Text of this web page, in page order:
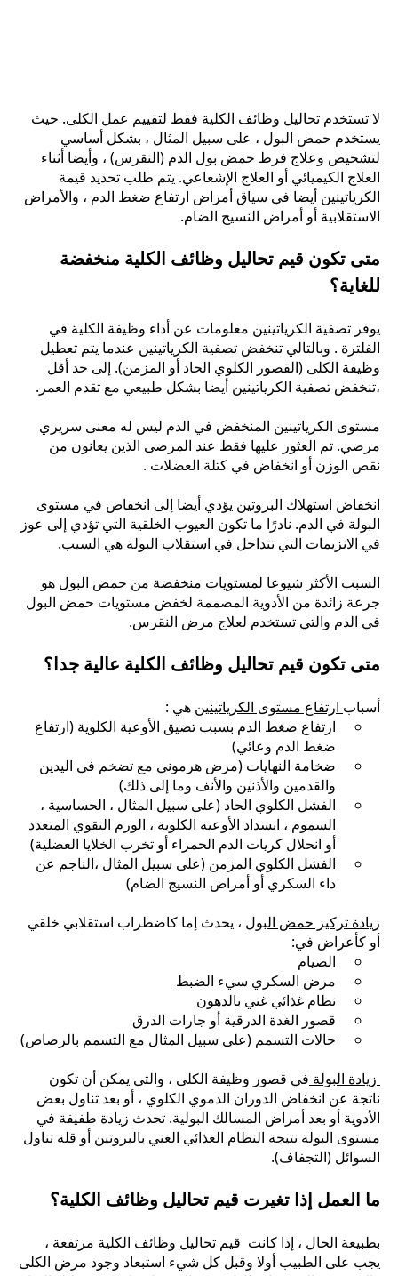
لا تستخدم تحاليل وظائف الكلية فقط لتقييم عمل الكلى. حيث
يستخدم حمض البول ، على سبيل المثال ، بشكل أساسي
لتشخيص وعلاج فرط حمض بول الدم (النقرس) ، وأيضا أثناء
العلاج الكيميائي أو العلاج الإشعاعي. يتم طلب تحديد قيمة
الكرياتينين أيضا في سياق أمراض ارتفاع ضغط الدم ، والأمراض
الاستقلابية أو أمراض النسيج الضام.
متى تكون قيم تحاليل وظائف الكلية منخفضة
للغاية؟
يوفر تصفية الكرياتينين معلومات عن أداء وظيفة الكلية في
الفلترة . وبالتالي تنخفض تصفية الكرياتينين عندما يتم تعطيل
وظيفة الكلى (القصور الكلوي الحاد أو المزمن). إلى حد أقل
،تنخفض تصفية الكرياتينين أيضا بشكل طبيعي مع تقدم العمر.
مستوى الكرياتينين المنخفض في الدم ليس له معنى سريري
مرضي. تم العثور عليها فقط عند المرضى الذين يعانون من
نقص الوزن أو انخفاض في كتلة العضلات .
انخفاض استهلاك البروتين يؤدي أيضا إلى انخفاض في مستوى
البولة في الدم. نادرًا ما تكون العيوب الخلقية التي تؤدي إلى عوز
في الانزيمات التي تتداخل في استقلاب البولة هي السبب.
السبب الأكثر شيوعا لمستويات منخفضة من حمض البول هو
جرعة زائدة من الأدوية المصممة لخفض مستويات حمض البول
في الدم والتي تستخدم لعلاج مرض النقرس.
متى تكون قيم تحاليل وظائف الكلية عالية جدا؟
أسباب ارتفاع مستوى الكرياتينين هي :
ارتفاع ضغط الدم بسبب تضيق الأوعية الكلوية (ارتفاع
ضغط الدم وعائي)
ضخامة النهايات (مرض هرموني مع تضخم في اليدين
والقدمين والأذنين والأنف وما إلى ذلك)
الفشل الكلوي الحاد (على سبيل المثال ، الحساسية ،
السموم ، انسداد الأوعية الكلوية ، الورم النقوي المتعدد
أو انحلال كريات الدم الحمراء أو تخرب الخلايا العضلية)
الفشل الكلوي المزمن (على سبيل المثال ،الناجم عن
داء السكري أو أمراض النسيج الضام)
زيادة تركيز حمض البول ، يحدث إما كاضطراب استقلابي خلقي
أو كأعراض في:
الصيام
مرض السكري سيء الضبط
نظام غذائي غني بالدهون
قصور الغدة الدرقية أو جارات الدرق
حالات التسمم (على سبيل المثال مع التسمم بالرصاص)
زيادة البولة في قصور وظيفة الكلى ، والتي يمكن أن تكون
ناتجة عن انخفاض الدوران الدموي الكلوي ، أو بعد تناول بعض
الأدوية أو بعد أمراض المسالك البولية. تحدث زيادة طفيفة في
مستوى البولة نتيجة النظام الغذائي الغني بالبروتين أو قلة تناول
السوائل (التجفاف).
ما العمل إذا تغيرت قيم تحاليل وظائف الكلية؟
بطبيعة الحال ، إذا كانت قيم تحاليل وظائف الكلية مرتفعة ،
يجب على الطبيب أولا وقبل كل شيء استبعاد وجود مرض الكلى